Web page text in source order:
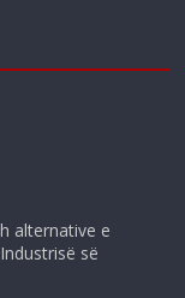
alternative e
së